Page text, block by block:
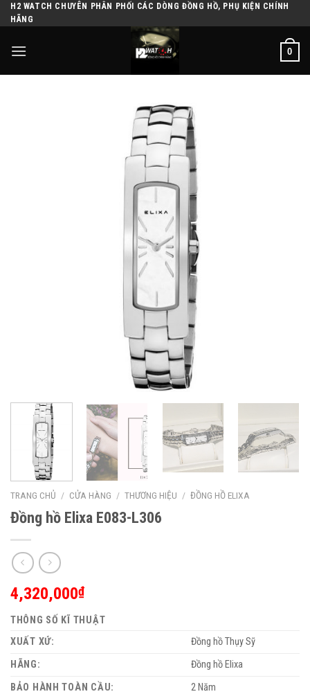
Skip
to
content
H2 WATCH CHUYÊN PHÂN PHỐI CÁC DÒNG ĐỒNG HỒ, PHỤ KIỆN CHÍNH
HÃNG
0
TRANG CHỦ / CỬA HÀNG / THƯƠNG HIỆU / ĐỒNG HỒ ELIXA
Đồng hồ Elixa E083-L306
4,320,000₫
THÔNG SỐ KĨ THUẬT
XUẤT XỨ:
Đồng hồ Thụy Sỹ
HÃNG:
Đồng hồ Elixa
BẢO HÀNH TOÀN CẦU:
2 Năm